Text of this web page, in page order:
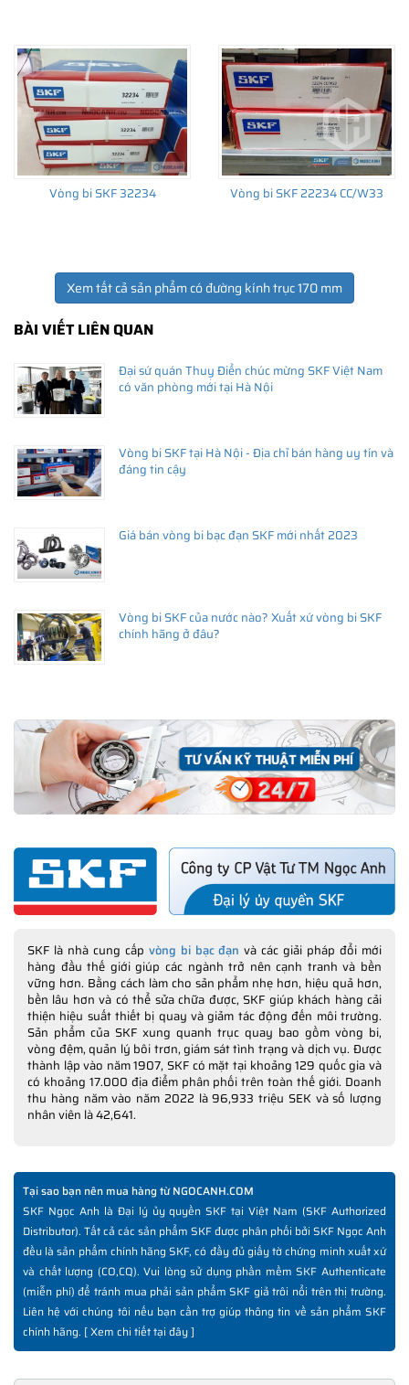
THÔNG TIN HỮU ÍCH
•Vòng bi SKF chính hãng, Những lưu ý cơ bản trước khi mua hàng
Xuất xứ vòng bi SKF chính hãng ở đâu?
Chất lượng vòng bi SKF chính hãng
Vòng bi SKF 32234 Vòng bi SKF 22234 CC/W33
Xem tất cả sản phẩm có đường kính trục 170 mm
BÀI VIẾT LIÊN QUAN
Đại sứ quán Thuỵ Điển chúc mừng SKF Việt Nam
có văn phòng mới tại Hà Nội
Vòng bi SKF tại Hà Nội - Địa chỉ bán hàng uy tín và
đáng tin cậy
Giá bán vòng bi bạc đạn SKF mới nhất 2023
Vòng bi SKF của nước nào? Xuất xứ vòng bi SKF
chính hãng ở đâu?
SKF là nhà cung cấp vòng bi bạc đạn và các giải pháp đổi mới
hàng đầu thế giới giúp các ngành trở nên cạnh tranh và bền
vững hơn. Bằng cách làm cho sản phẩm nhẹ hơn, hiệu quả hơn,
bền lâu hơn và có thể sửa chữa được, SKF giúp khách hàng cải
thiện hiệu suất thiết bị quay và giảm tác động đến môi trường.
Sản phẩm của SKF xung quanh trục quay bao gồm vòng bi,
vòng đệm, quản lý bôi trơn, giám sát tình trạng và dịch vụ. Được
thành lập vào năm 1907, SKF có mặt tại khoảng 129 quốc gia và
có khoảng 17.000 địa điểm phân phối trên toàn thế giới. Doanh
thu hàng năm vào năm 2022 là 96,933 triệu SEK và số lượng
nhân viên là 42,641.
Tại sao bạn nên mua hàng từ NGOCANH.COM
SKF Ngọc Anh là Đại lý ủy quyền SKF tại Việt Nam (SKF Authorized
Distributor). Tất cả các sản phẩm SKF được phân phối bởi SKF Ngọc Anh
đều là sản phẩm chính hãng SKF, có đầy đủ giấy tờ chứng minh xuất xứ
và chất lượng (CO,CQ). Vui lòng sử dụng phần mềm SKF Authenticate
(miễn phí) để tránh mua phải sản phẩm SKF giả trôi nổi trên thị trường.
Liên hệ với chúng tôi nếu bạn cần trợ giúp thông tin về sản phẩm SKF
chính hãng. [Xem chi tiết tại đây]